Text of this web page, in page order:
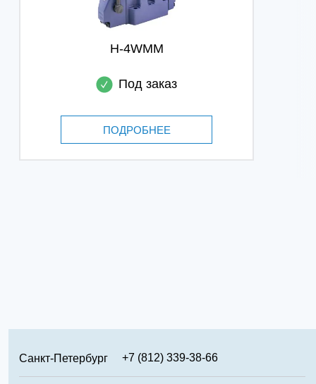
H-4WMM
Под заказ
ПОДРОБНЕЕ
Санкт-Петербург
+7 (812) 339-38-66
Москва
+7 (499) 346-65-02